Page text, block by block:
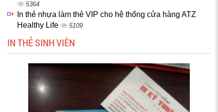
5364
In thẻ nhựa làm thẻ VIP cho hệ thống cửa hàng ATZ
Healthy Life
5109
IN THẺ SINH VIÊN